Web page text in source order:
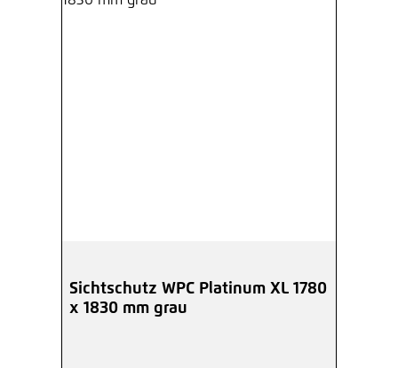
Sichtschutz WPC Platinum XL 1780
x 1830 mm grau